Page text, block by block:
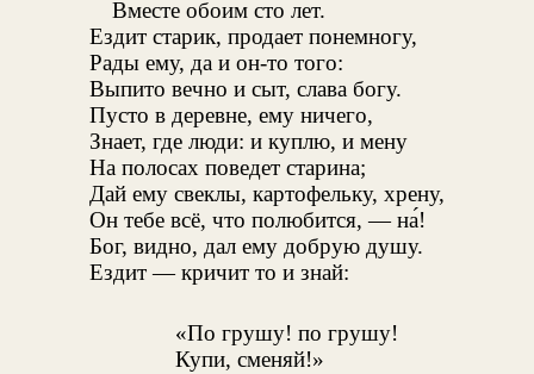
Вместе обоим сто лет.
Ездит старик, продает понемногу,
Рады ему, да и он-то того:
Выпито вечно и сыт, слава богу.
Пусто в деревне, ему ничего,
Знает, где люди: и куплю, и мену
На полосах поведет старина;
Дай ему свеклы, картофельку, хрену,
Он тебе всё, что полюбится, — на́!
Бог, видно, дал ему добрую душу.
Ездит — кричит то и знай:
«По грушу! по грушу!
Купи, сменяй!»